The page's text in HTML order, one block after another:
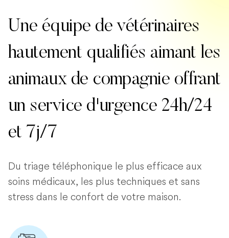
Une équipe de vétérinaires
hautement qualifiés aimant les
animaux de compagnie offrant
un service d'urgence 24h/24
et 7j/7
Du triage téléphonique le plus efficace aux
soins médicaux, les plus techniques et sans
stress dans le confort de votre maison.